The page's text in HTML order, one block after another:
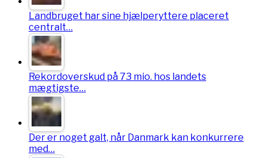
Landbruget har sine hjælperyttere placeret
centralt…
Rekordoverskud på 73 mio. hos landets
mægtigste…
Der er noget galt, når Danmark kan konkurrere
med…